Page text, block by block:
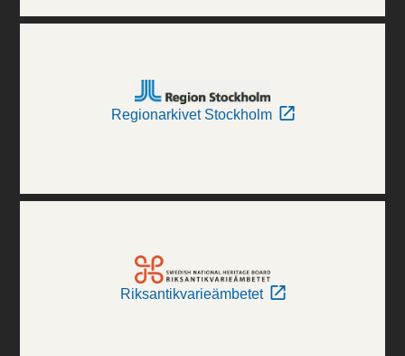
Regionarkivet Stockholm
Riksantikvarieämbetet